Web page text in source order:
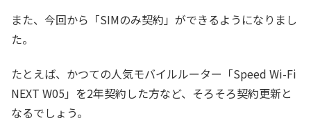
また、今回から「SIMのみ契約」ができるようになりまし
た。
たとえば、かつての人気モバイルルーター「Speed Wi-Fi
NEXT W05」を2年契約した方など、そろそろ契約更新と
なるでしょう。